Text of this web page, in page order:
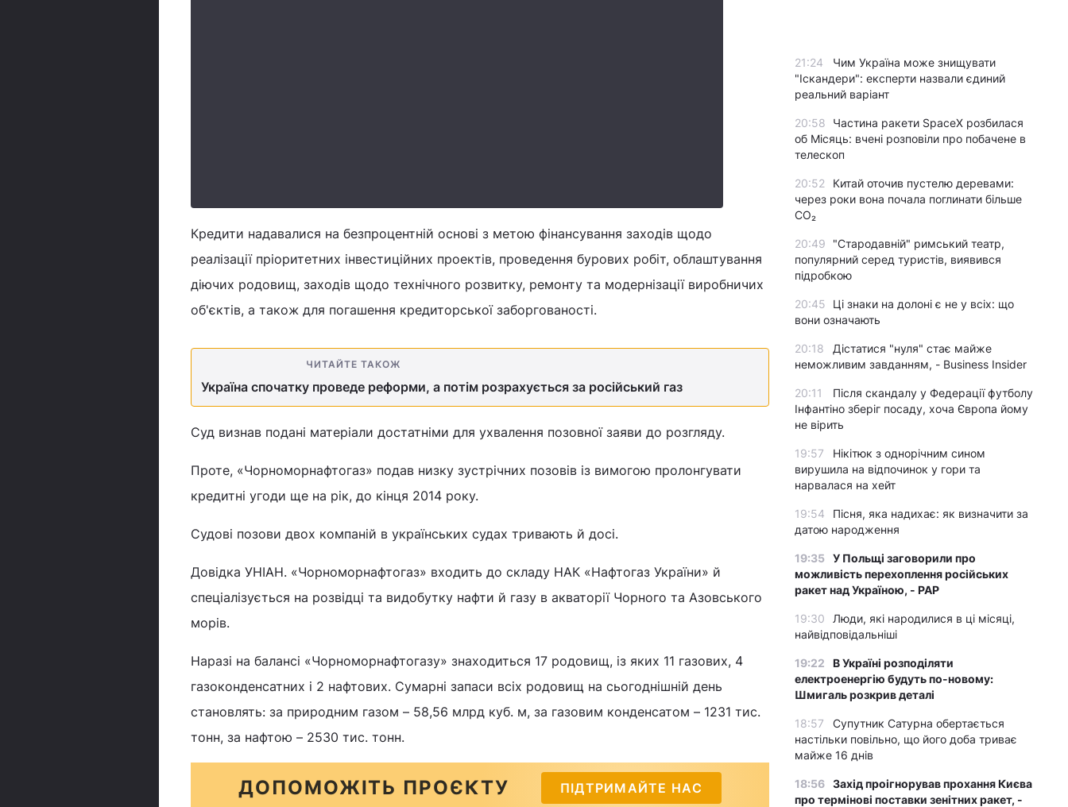
Кредити надавалися на безпроцентній основі з метою фінансування заходів щодо
реалізації пріоритетних інвестиційних проектів, проведення бурових робіт, облаштування
діючих родовищ, заходів щодо технічного розвитку, ремонту та модернізації виробничих
об'єктів, а також для погашення кредиторської заборгованості.
ЧИТАЙТЕ ТАКОЖ
Україна спочатку проведе реформи, а потім розрахується за російський газ
Суд визнав подані матеріали достатніми для ухвалення позовної заяви до розгляду.
Проте, «Чорноморнафтогаз» подав низку зустрічних позовів із вимогою пролонгувати
кредитні угоди ще на рік, до кінця 2014 року.
Судові позови двох компаній в українських судах тривають й досі.
Довідка УНІАН. «Чорноморнафтогаз» входить до складу НАК «Нафтогаз України» й
спеціалізується на розвідці та видобутку нафти й газу в акваторії Чорного та Азовського
морів.
Наразі на балансі «Чорноморнафтогазу» знаходиться 17 родовищ, із яких 11 газових, 4
газоконденсатних і 2 нафтових. Сумарні запаси всіх родовищ на сьогоднішній день
становлять: за природним газом – 58,56 млрд куб. м, за газовим конденсатом – 1231 тис.
тонн, за нафтою – 2530 тис. тонн.
ДОПОМОЖІТЬ ПРОЄКТУ ПІДТРИМАЙТЕ НАС
21:24
Чим Україна може знищувати
"Іскандери": експерти назвали єдиний
реальний варіант
20:58
Частина ракети SpaceX розбилася
об Місяць: вчені розповіли про побачене в
телескоп
20:52
Китай оточив пустелю деревами:
через роки вона почала поглинати більше
CO₂
20:49
"Стародавній" римський театр,
популярний серед туристів, виявився
підробкою
20:45
Ці знаки на долоні є не у всіх: що
вони означають
20:18
Дістатися "нуля" стає майже
неможливим завданням, - Business Insider
20:11
Після скандалу у Федерації футболу
Інфантіно зберіг посаду, хоча Європа йому
не вірить
19:57
Нікітюк з однорічним сином
вирушила на відпочинок у гори та
нарвалася на хейт
19:54
Пісня, яка надихає: як визначити за
датою народження
19:35 У Польщі заговорили про
можливість перехоплення російських
ракет над Україною, - PAP
19:30
Люди, які народилися в ці місяці,
найвідповідальніші
19:22
В Україні розподіляти
електроенергію будуть по-новому:
Шмигаль розкрив деталі
18:57
Супутник Сатурна обертається
настільки повільно, що його доба триває
майже 16 днів
18:56 Захід проігнорував прохання Києва
про термінові поставки зенітних ракет, -